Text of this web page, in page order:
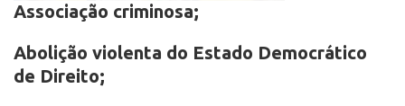
Associação criminosa;
Abolição violenta do Estado Democrático
de Direito;